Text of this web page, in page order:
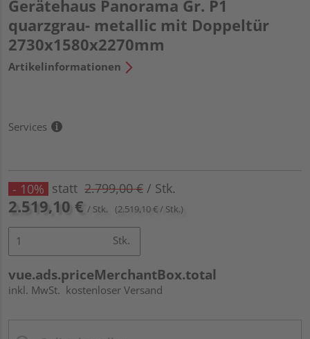
Gerätehaus Panorama Gr. P1
quarzgrau- metallic mit Doppeltür
2730x1580x2270mm
Artikelinformationen
Services
- 10% statt 2.799,00 € / Stk.
2.519,10 € / Stk. (2.519,10 € / Stk.)
Stk.
vue.ads.priceMerchantBox.total
inkl. MwSt. kostenloser Versand